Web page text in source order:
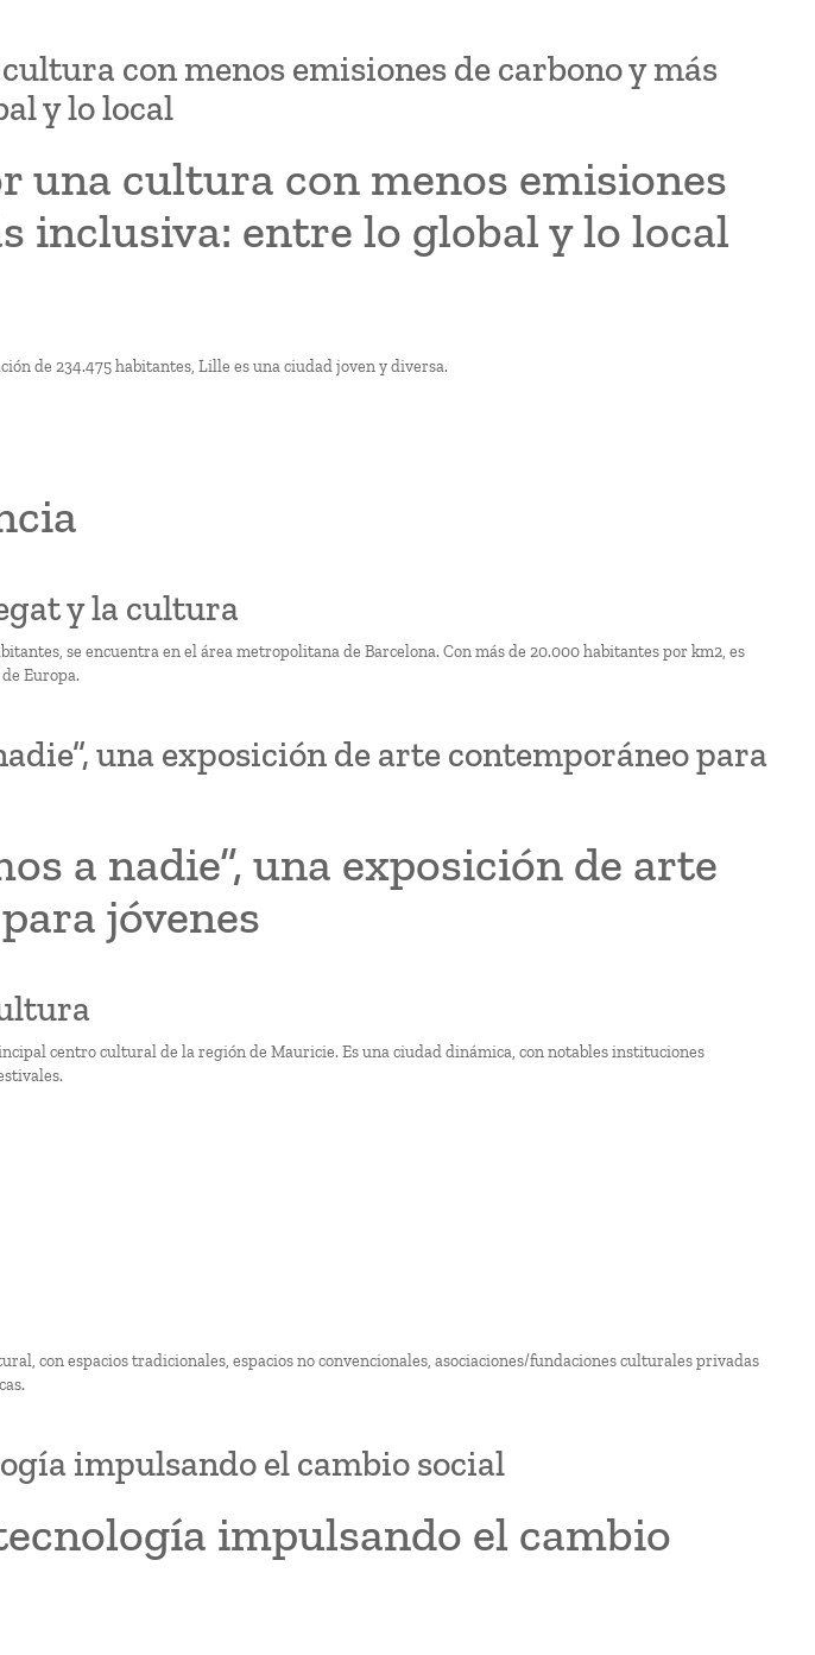
con menos emisiones de carbono y más
y lo local
una cultura con menos emisiones
inclusiva: entre lo global y lo local
de 234.475 habitantes, Lille es una ciudad joven y diversa.
y la cultura
se encuentra en el área metropolitana de Barcelona. Con más de 20.000 habitantes por km2, es
Europa.
una exposición de arte contemporáneo para
a nadie”, una exposición de arte
jóvenes
centro cultural de la región de Mauricie. Es una ciudad dinámica, con notables instituciones
con espacios tradicionales, espacios no convencionales, asociaciones/fundaciones culturales privadas
impulsando el cambio social
impulsando el cambio